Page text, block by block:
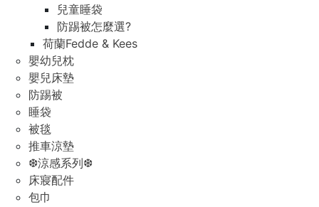
兒童睡袋
防踢被怎麼選?
荷蘭Fedde & Kees
嬰幼兒枕
嬰兒床墊
防踢被
睡袋
被毯
推車涼墊
❆涼感系列❆
床寢配件
包巾